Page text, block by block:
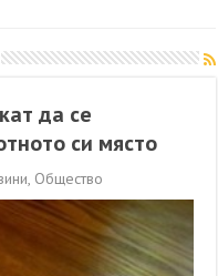
да се
си място
, Общество